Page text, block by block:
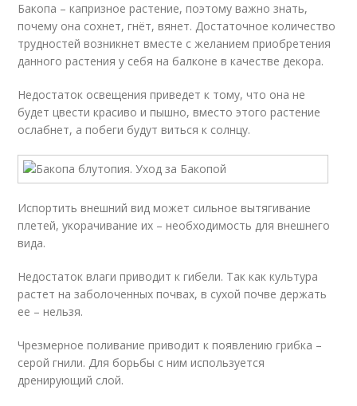
Бакопа – капризное растение, поэтому важно знать,
почему она сохнет, гнёт, вянет. Достаточное количество
трудностей возникнет вместе с желанием приобретения
данного растения у себя на балконе в качестве декора.
Недостаток освещения приведет к тому, что она не
будет цвести красиво и пышно, вместо этого растение
ослабнет, а побеги будут виться к солнцу.
Испортить внешний вид может сильное вытягивание
плетей, укорачивание их – необходимость для внешнего
вида.
Недостаток влаги приводит к гибели. Так как культура
растет на заболоченных почвах, в сухой почве держать
ее – нельзя.
Чрезмерное поливание приводит к появлению грибка –
серой гнили. Для борьбы с ним используется
дренирующий слой.